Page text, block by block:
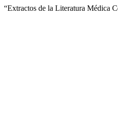
“Extractos de la Literatura Médica